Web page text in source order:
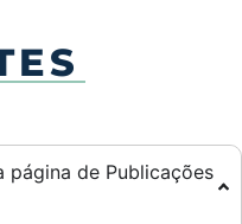
página de Publicações